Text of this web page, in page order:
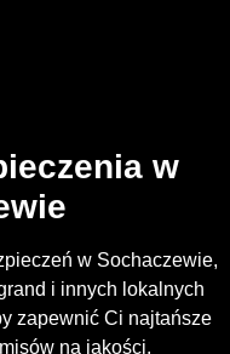
w
w Sochaczewie,
i innych lokalnych
zapewnić Ci najtańsze
na jakości.